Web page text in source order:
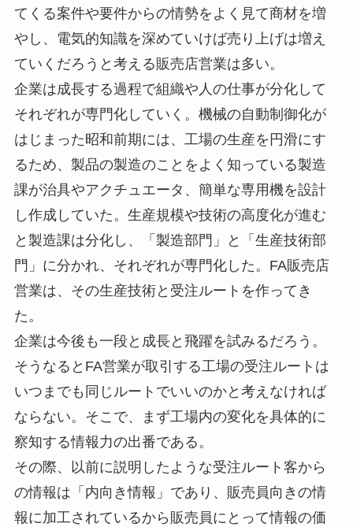
てくる案件や要件からの情勢をよく見て商材を増
やし、電気的知識を深めていけば売り上げは増え
ていくだろうと考える販売店営業は多い。
企業は成長する過程で組織や人の仕事が分化して
それぞれが専門化していく。機械の自動制御化が
はじまった昭和前期には、工場の生産を円滑にす
るため、製品の製造のことをよく知っている製造
課が治具やアクチュエータ、簡単な専用機を設計
し作成していた。生産規模や技術の高度化が進む
と製造課は分化し、「製造部門」と「生産技術部
門」に分かれ、それぞれが専門化した。FA販売店
営業は、その生産技術と受注ルートを作ってき
た。
企業は今後も一段と成長と飛躍を試みるだろう。
そうなるとFA営業が取引する工場の受注ルートは
いつまでも同じルートでいいのかと考えなければ
ならない。そこで、まず工場内の変化を具体的に
察知する情報力の出番である。
その際、以前に説明したような受注ルート客から
の情報は「内向き情報」であり、販売員向きの情
報に加工されているから販売員にとって情報の価